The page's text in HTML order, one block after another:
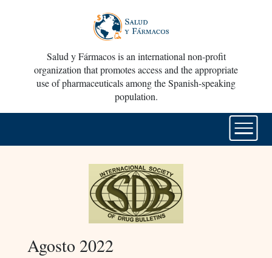
Salud y Fármacos is an international non-profit
organization that promotes access and the appropriate
use of pharmaceuticals among the Spanish-speaking
population.
Agosto 2022